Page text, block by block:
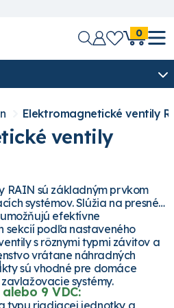
0
Elektromagnetické ventily
ventily
RAIN sú základným prvkom
systémov. Slúžia na presné
efektívne
sekcií podľa nastaveného
s rôznymi typmi závitov a
vrátane náhradných
sú vhodné pre domáce
systémy.
9 VDC:
typu riadiacej jednotky a